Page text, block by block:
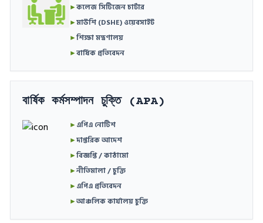
►কলেজ সিটিজেন চার্টার
►মাউশি (DSHE) ওয়েবসাইট
►শিক্ষা মন্ত্রণালয়
►বার্ষিক প্রতিবেদন
বার্ষিক কর্মসম্পাদন চুক্তি (APA)
►এপিএ নোটিশ
►দাপ্তরিক আদেশ
►বিজ্ঞপ্তি / কাঠামো
►নীতিমালা / চুক্তি
►এপিএ প্রতিবেদন
►আঞ্চলিক কার্যালয় চুক্তি